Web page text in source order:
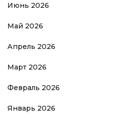
Июнь 2026
Май 2026
Апрель 2026
Март 2026
Февраль 2026
Январь 2026